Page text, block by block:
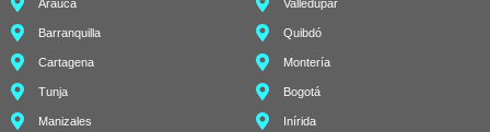
Arauca
Barranquilla
Cartagena
Tunja
Manizales
Valledupar
Quibdó
Montería
Bogotá
Inírida